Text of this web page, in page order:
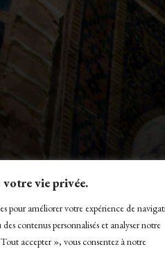
votre vie privée.
pour améliorer votre expérience de
contenus personnalisés et analyser notre
accepter », vous consentez à notre